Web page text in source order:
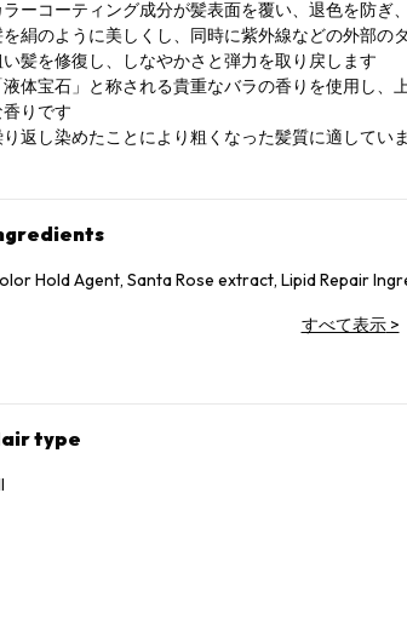
ラーコーティング成分が髪表面を覆い、退色を防ぎ
を絹のように美しくし、同時に紫外線などの外部の
い髪を修復し、しなやかさと弾力を取り戻します
液体宝石」と称される貴重なバラの香りを使用し
香りです
り返し染めたことにより粗くなった髪質に適してい
Hold Agent, Santa Rose extract, Lipid Repair
すべて表示>
type